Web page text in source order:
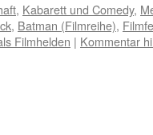
, Kabarett und Comedy,
, Batman (Filmreihe),
Filmhelden | Kommentar